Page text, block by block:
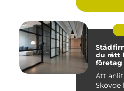
Städfirma
du rätt
företag
Att
Skövde